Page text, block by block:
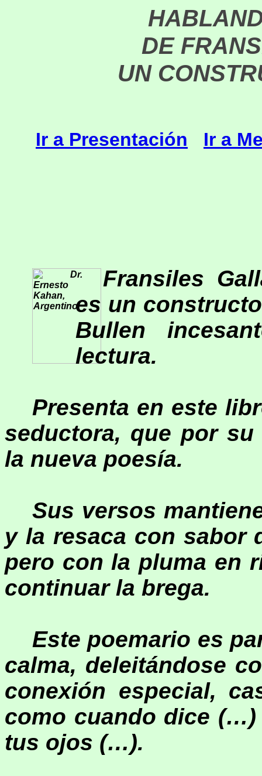
DE
UN
Ir a Presentación Ir a
Fransiles
es un
Bullen
lectura.
Presenta en este
seductora, que por
la nueva poesía.
Sus versos
y la resaca con sabor
pero con la pluma en
continuar la brega.
Este poemario es
calma, deleitándose
conexión especial,
como cuando dice (…)
tus ojos (…).